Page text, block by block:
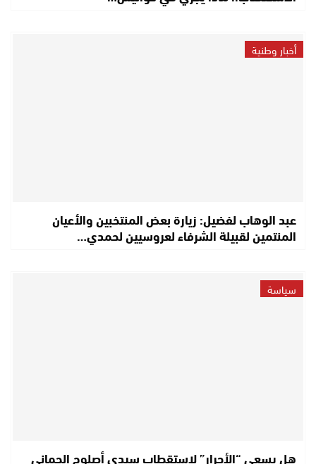
أخبار وطنية
عبد الوهاب لفضيل: زيارة بعض المنتخبين والأعيان
المنتمين لقبيلة الشرفاء لعروسيين لحمدي…
سياسة
هل يسعى “الأحرار” لاستقطاب سيدي أصلوح الجماني